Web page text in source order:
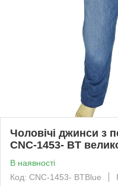
Чоловічі джинси з
CNC-1453- BT
В наявності
Код: CNC-1453- BTBlue